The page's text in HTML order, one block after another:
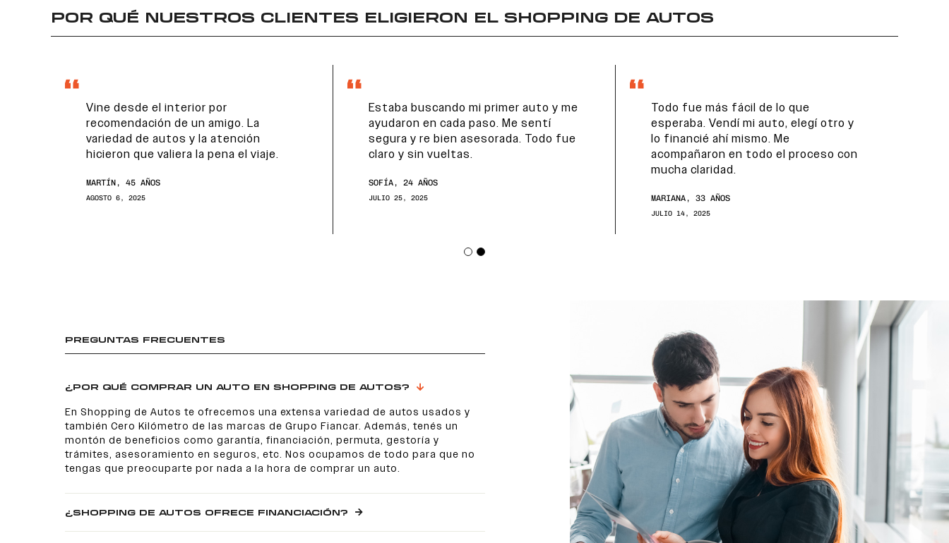
POR QUÉ NUESTROS CLIENTES ELIGIERON EL SHOPPING DE AUTOS
Vine desde el interior por
recomendación de un amigo. La
variedad de autos y la atención
hicieron que valiera la pena el viaje.
MARTÍN, 45 AÑOS
AGOSTO 6, 2025
Estaba buscando mi primer auto y me
ayudaron en cada paso. Me sentí
segura y re bien asesorada. Todo fue
claro y sin vueltas.
SOFÍA, 24 AÑOS
JULIO 25, 2025
Todo fue más fácil de lo que
esperaba. Vendí mi auto, elegí otro y
lo financié ahí mismo. Me
acompañaron en todo el proceso con
mucha claridad.
MARIANA, 33 AÑOS
JULIO 14, 2025
PREGUNTAS FRECUENTES
¿POR QUÉ COMPRAR UN AUTO EN SHOPPING DE AUTOS?
En Shopping de Autos te ofrecemos una extensa variedad de autos usados y
también Cero Kilómetro de las marcas de Grupo Fiancar. Además, tenés un
montón de beneficios como garantía, financiación, permuta, gestoría y
trámites, asesoramiento en seguros, etc. Nos ocupamos de todo para que no
tengas que preocuparte por nada a la hora de comprar un auto.
¿SHOPPING DE AUTOS OFRECE FINANCIACIÓN?